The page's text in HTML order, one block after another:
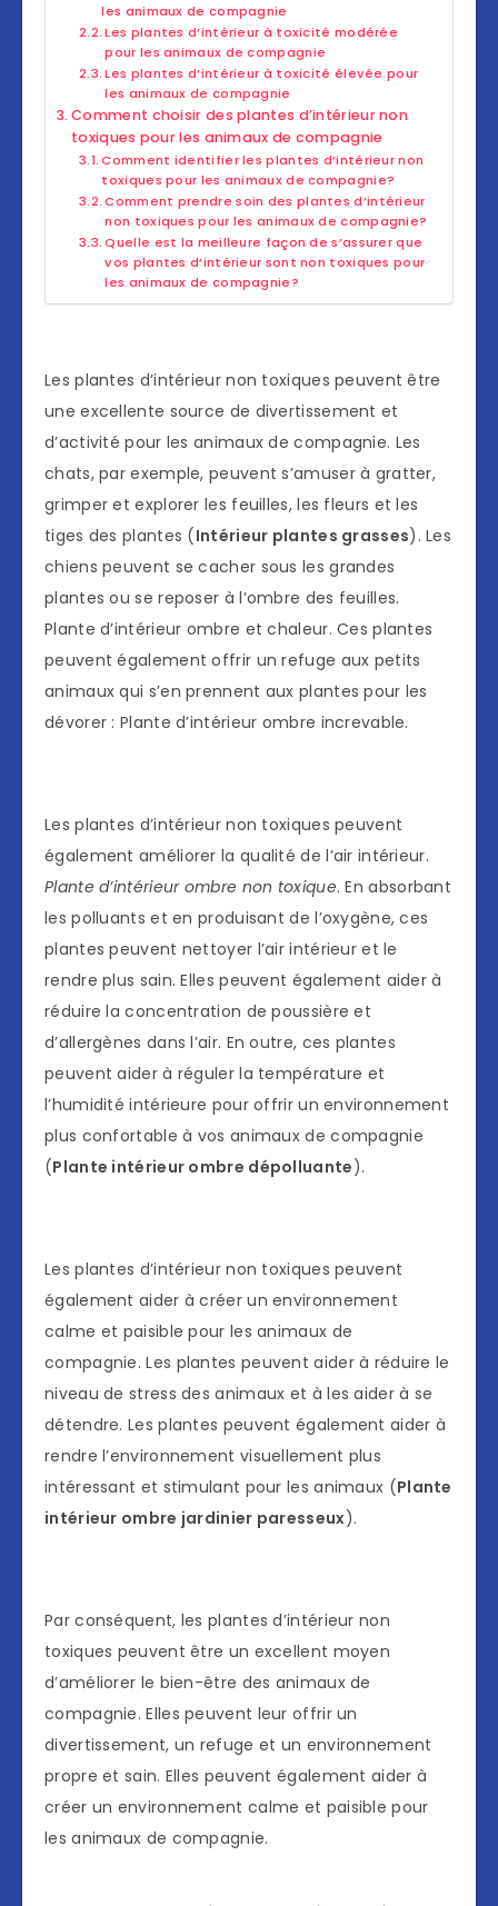
les animaux de compagnie
Les plantes d’intérieur à toxicité modérée
pour les animaux de compagnie
Les plantes d’intérieur à toxicité élevée pour
les animaux de compagnie
Comment choisir des plantes d’intérieur non
toxiques pour les animaux de compagnie
Comment identifier les plantes d’intérieur non
toxiques pour les animaux de compagnie?
Comment prendre soin des plantes d’intérieur
non toxiques pour les animaux de compagnie?
Quelle est la meilleure façon de s’assurer que
vos plantes d’intérieur sont non toxiques pour
les animaux de compagnie?
Les plantes d’intérieur non toxiques peuvent être
une excellente source de divertissement et
d’activité pour les animaux de compagnie. Les
chats, par exemple, peuvent s’amuser à gratter,
grimper et explorer les feuilles, les fleurs et les
tiges des plantes (Intérieur plantes grasses). Les
chiens peuvent se cacher sous les grandes
plantes ou se reposer à l’ombre des feuilles.
Plante d’intérieur ombre et chaleur. Ces plantes
peuvent également offrir un refuge aux petits
animaux qui s’en prennent aux plantes pour les
dévorer : Plante d’intérieur ombre increvable.
Les plantes d’intérieur non toxiques peuvent
également améliorer la qualité de l’air intérieur.
Plante d’intérieur ombre non toxique. En absorbant
les polluants et en produisant de l’oxygène, ces
plantes peuvent nettoyer l’air intérieur et le
rendre plus sain. Elles peuvent également aider à
réduire la concentration de poussière et
d’allergènes dans l’air. En outre, ces plantes
peuvent aider à réguler la température et
l’humidité intérieure pour offrir un environnement
plus confortable à vos animaux de compagnie
(Plante intérieur ombre dépolluante).
Les plantes d’intérieur non toxiques peuvent
également aider à créer un environnement
calme et paisible pour les animaux de
compagnie. Les plantes peuvent aider à réduire le
niveau de stress des animaux et à les aider à se
détendre. Les plantes peuvent également aider à
rendre l’environnement visuellement plus
intéressant et stimulant pour les animaux (Plante
intérieur ombre jardinier paresseux).
Par conséquent, les plantes d’intérieur non
toxiques peuvent être un excellent moyen
d’améliorer le bien-être des animaux de
compagnie. Elles peuvent leur offrir un
divertissement, un refuge et un environnement
propre et sain. Elles peuvent également aider à
créer un environnement calme et paisible pour
les animaux de compagnie.